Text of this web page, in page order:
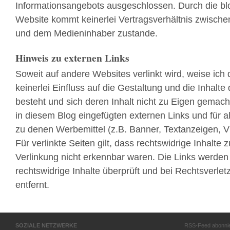
Informationsangebots ausgeschlossen. Durch die
Website kommt keinerlei Vertragsverhältnis
und dem Medieninhaber zustande.
Hinweis zu externen Links
Soweit auf andere Websites verlinkt wird, weise ich
keinerlei Einfluss auf die Gestaltung und die Inhalte
besteht und sich deren Inhalt nicht zu Eigen
in diesem Blog eingefügten externen Links und für
zu denen Werbemittel (z.B. Banner, Textanzeigen,
Für verlinkte Seiten gilt, dass rechtswidrige Inhalte
Verlinkung nicht erkennbar waren. Die Links
rechtswidrige Inhalte überprüft und bei
entfernt.
SOZIALE NETZWERKE RSS-Feed